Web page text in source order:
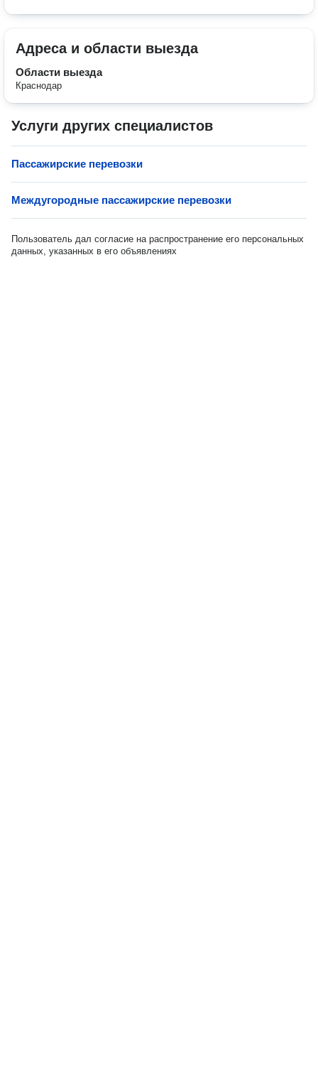
Адреса и области выезда
Области выезда
Краснодар
Услуги других специалистов
Пассажирские перевозки
Междугородные пассажирские перевозки
Пользователь дал согласие на распространение его персональных
данных, указанных в его объявлениях